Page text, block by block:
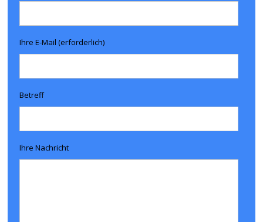
Ihre E-Mail (erforderlich)
Betreff
Ihre Nachricht